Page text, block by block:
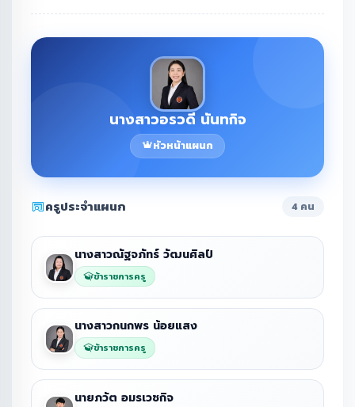
นางสาวอรวดี นันทกิจ
หัวหน้าแผนก
ครูประจำแผนก 4 คน
นางสาวณัฐจภัทร์ วัฒนศิลป์
ข้าราชการครู
นางสาวกนกพร น้อยแสง
ข้าราชการครู
นายภวัต อมรเวชกิจ